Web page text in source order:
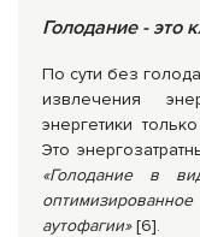
Голодание - это
По сути без
извлечения
энергетики
Это
«Голодание в
аутофагии»[6].